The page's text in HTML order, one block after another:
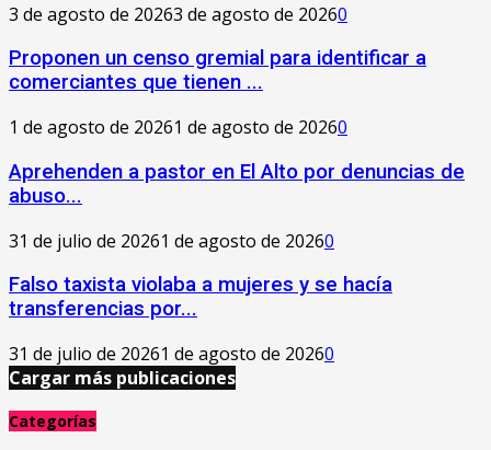
3 de agosto de 20263 de agosto de 20260
Proponen un censo gremial para identificar a
comerciantes que tienen ...
1 de agosto de 20261 de agosto de 20260
Aprehenden a pastor en El Alto por denuncias de
abuso...
31 de julio de 20261 de agosto de 20260
Falso taxista violaba a mujeres y se hacía
transferencias por...
31 de julio de 20261 de agosto de 20260
Cargar más publicaciones
Categorías